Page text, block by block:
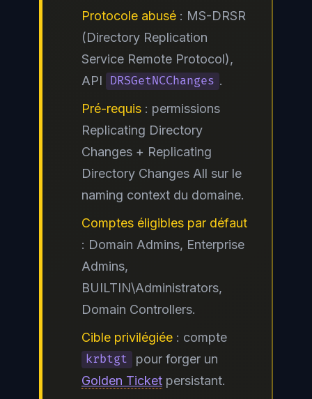
Protocole abusé : MS-DRSR
(Directory Replication
Service Remote Protocol),
API
DRSGetNCChanges .
Pré-requis : permissions
Replicating Directory
Changes + Replicating
Directory Changes All sur le
naming context du domaine.
Comptes éligibles par défaut
: Domain Admins, Enterprise
Admins,
BUILTIN\Administrators,
Domain Controllers.
Cible privilégiée : compte
krbtgt
pour forger un
Golden Ticket persistant.